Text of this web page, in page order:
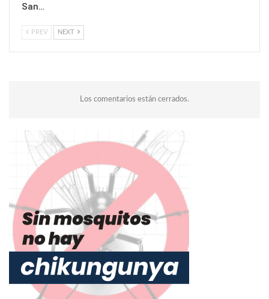
San…
PREV NEXT
Los comentarios están cerrados.